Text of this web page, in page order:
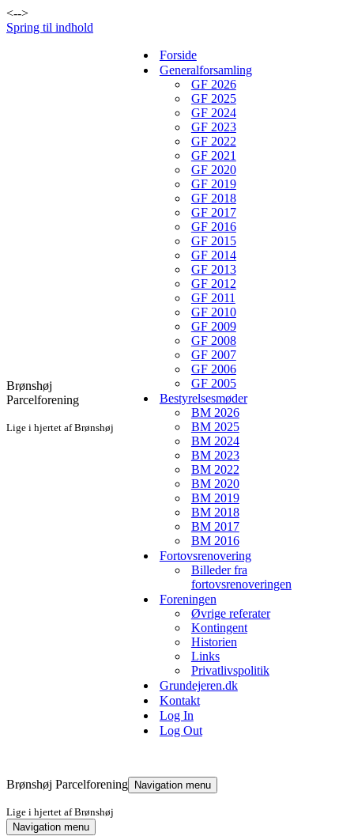
<-->
Spring til indhold
Brønshøj
Parcelforening
Lige i hjertet af Brønshøj
Forside
Generalforsamling
GF 2026
GF 2025
GF 2024
GF 2023
GF 2022
GF 2021
GF 2020
GF 2019
GF 2018
GF 2017
GF 2016
GF 2015
GF 2014
GF 2013
GF 2012
GF 2011
GF 2010
GF 2009
GF 2008
GF 2007
GF 2006
GF 2005
Bestyrelsesmøder
BM 2026
BM 2025
BM 2024
BM 2023
BM 2022
BM 2020
BM 2019
BM 2018
BM 2017
BM 2016
Fortovsrenovering
Billeder fra
fortovsrenoveringen
Foreningen
Øvrige referater
Kontingent
Historien
Links
Privatlivspolitik
Grundejeren.dk
Kontakt
Log In
Log Out
Brønshøj Parcelforening
Lige i hjertet af Brønshøj
Navigation menu
Navigation menu